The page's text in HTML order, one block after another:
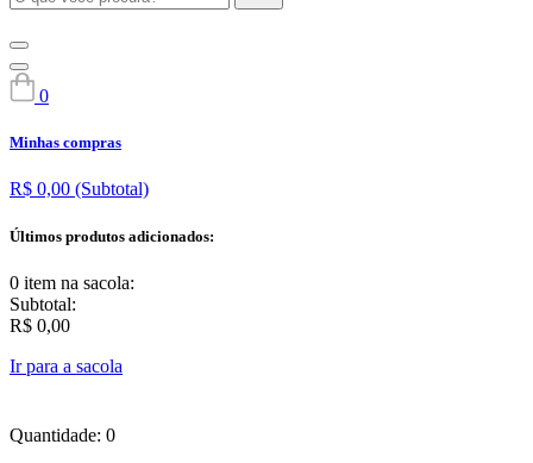
0
Minhas compras
R$ 0,00 (Subtotal)
Últimos produtos adicionados:
0 item na sacola:
Subtotal:
R$ 0,00
Ir para a sacola
Quantidade: 0